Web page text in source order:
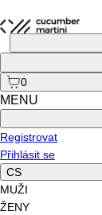
na
0
MENU
Registrovat
Přihlásit se
CS
MUŽI
ŽENY